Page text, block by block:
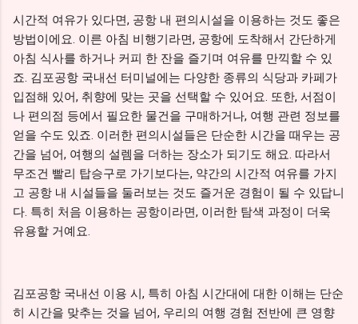
시간적 여유가 있다면, 공항 내 편의시설을 이용하는 것도 좋은
방법이에요. 이른 아침 비행기라면, 공항에 도착해서 간단하게
아침 식사를 하거나 커피 한 잔을 즐기며 여유를 만끽할 수 있
죠. 김포공항 국내선 터미널에는 다양한 종류의 식당과 카페가
입점해 있어, 취향에 맞는 곳을 선택할 수 있어요. 또한, 서점이
나 편의점 등에서 필요한 물건을 구매하거나, 여행 관련 정보를
얻을 수도 있죠. 이러한 편의시설들은 단순한 시간을 때우는 공
간을 넘어, 여행의 설렘을 더하는 장소가 되기도 해요. 따라서
무조건 빨리 탑승구로 가기보다는, 약간의 시간적 여유를 가지
고 공항 내 시설들을 둘러보는 것도 즐거운 경험이 될 수 있답니
다. 특히 처음 이용하는 공항이라면, 이러한 탐색 과정이 더욱
유용할 거예요.
김포공항 국내선 이용 시, 특히 아침 시간대에 대한 이해는 단순
히 시간을 맞추는 것을 넘어, 우리의 여행 경험 전반에 큰 영향